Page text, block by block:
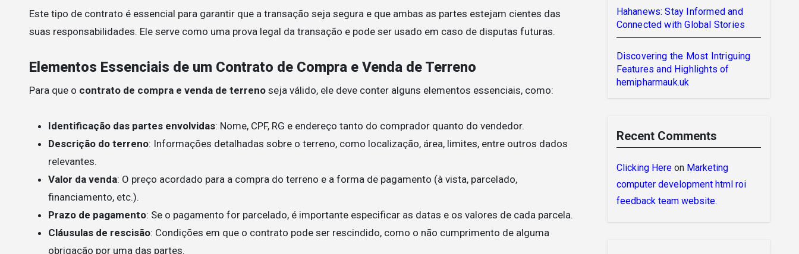
Este tipo de contrato é essencial para garantir que a transação seja segura e que ambas as partes estejam cientes das
suas responsabilidades. Ele serve como uma prova legal da transação e pode ser usado em caso de disputas futuras.
Elementos Essenciais de um Contrato de Compra e Venda de Terreno
Para que o contrato de compra e venda de terreno seja válido, ele deve conter alguns elementos essenciais, como:
Identificação das partes envolvidas: Nome, CPF, RG e endereço tanto do comprador quanto do vendedor.
Descrição do terreno: Informações detalhadas sobre o terreno, como localização, área, limites, entre outros dados
relevantes.
Valor da venda: O preço acordado para a compra do terreno e a forma de pagamento (à vista, parcelado,
financiamento, etc.).
Prazo de pagamento: Se o pagamento for parcelado, é importante especificar as datas e os valores de cada parcela.
Cláusulas de rescisão: Condições em que o contrato pode ser rescindido, como o não cumprimento de alguma
obrigação por uma das partes.
Hahanews: Stay Informed and
Connected with Global Stories
Discovering the Most Intriguing
Features and Highlights of
hemipharmauk.uk
Recent Comments
Clicking Hereon Marketing
computer development html roi
feedback team website.